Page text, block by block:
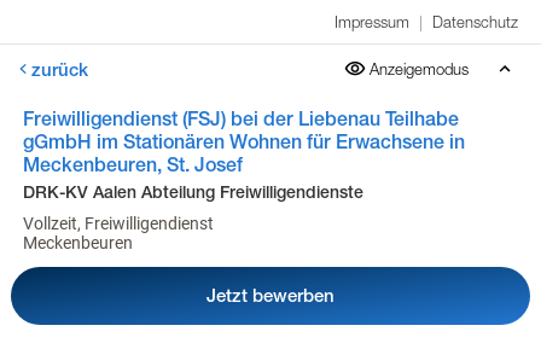
Impressum | Datenschutz
zurück Anzeigemodus
Freiwilligendienst (FSJ) bei der Liebenau Teilhabe
gGmbH im Stationären Wohnen für Erwachsene in
Meckenbeuren, St. Josef
DRK-KV Aalen Abteilung Freiwilligendienste
Vollzeit, Freiwilligendienst
Meckenbeuren
Jetzt bewerben